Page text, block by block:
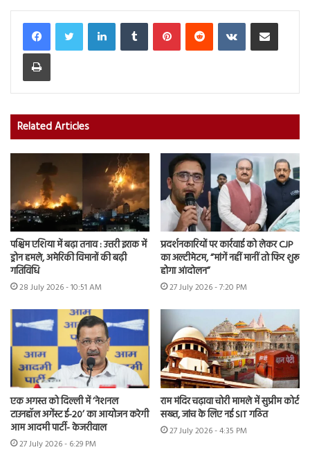
LinkedInTumblr PinterestReddit VKontakteShare via Email
Print
Related Articles
पश्चिम एशिया में बढ़ा तनाव : उत्तरी इराक में
ड्रोन हमले, अमेरिकी विमानों की बढ़ी
गतिविधि
28 July 2026 - 10:51 AM
प्रदर्शनकारियों पर कार्रवाई को लेकर CJP
का अल्टीमेटम, “मांगें नहीं मानीं तो फिर शुरू
होगा आंदोलन”
27 July 2026 - 7:20 PM
एक अगस्त को दिल्ली में ‘नेशनल
टाउनहॉल अगेंस्ट ई-20’ का आयोजन करेगी
आम आदमी पार्टी- केजरीवाल
27 July 2026 - 6:29 PM
राम मंदिर चढ़ावा चोरी मामले में सुप्रीम कोर्ट
सख्त, जांच के लिए नई SIT गठित
27 July 2026 - 4:35 PM